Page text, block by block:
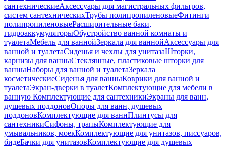
сантехническиеАксессуары для магистральных фильтров,
систем сантехническихТрубы полипропиленовыеФитинги
полипропиленовыеРасширительные баки,
гидроаккумуляторыОбустройство ванной комнаты и
туалетаМебель для ваннойЗеркала для ваннойАксессуары для
ванной и туалетаСиденья и чехлы для унитазаШторки,
карнизы для ванныСтеклянные, пластиковые шторки для
ванныНаборы для ванной и туалетаЗеркала
косметическиеСиденья для ванныКоврики для ванной и
туалетаЭкран-дверки в туалетКомплектующие для мебели в
ванную Комплектующие для сантехникиЭкраны для ванн,
душевых поддоновОпоры для ванн, душевых
поддоновКомплектующие для ваннПлинтусы для
сантехникиСифоны, трапыКомплектующие для
умывальников, моекКомплектующие для унитазов, писсуаров,
бидеБачки для унитазовКомплектующие для душевых